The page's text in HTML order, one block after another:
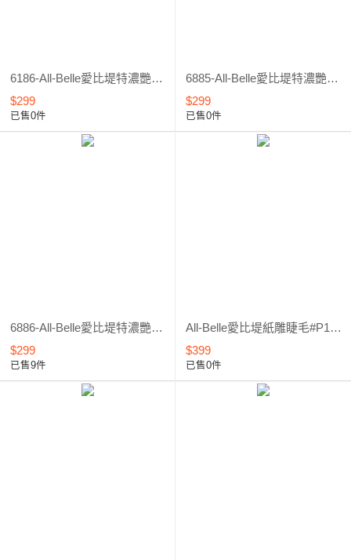
6186-All-Belle愛比堤特濃艷款假睫毛＃C6186
$299
已售0件
6885-All-Belle愛比堤特濃艷款假睫毛＃C6885
$299
已售0件
6886-All-Belle愛比堤特濃艷款假睫毛＃C6886
$299
已售9件
All-Belle愛比堤紙雕睫毛#P1-1201
$399
已售0件